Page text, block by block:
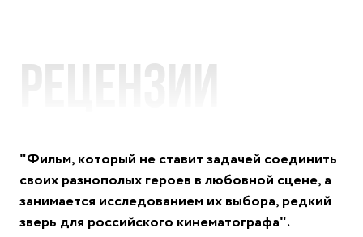
Рецензии
"Фильм, который не ставит задачей соединить
своих разнополых героев в любовной сцене, а
занимается исследованием их выбора, редкий
зверь для российского кинематографа".